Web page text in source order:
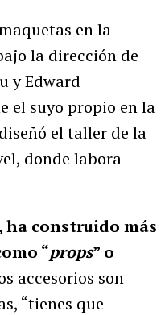
en la
la dirección de
y Edward
el suyo propio en la
el taller de la
donde labora
ha construido más
“props” o
accesorios son
“tienes que